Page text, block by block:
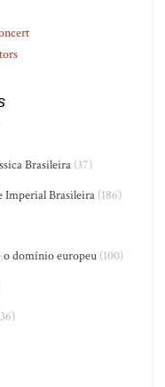
Brasileira (37)
Imperial Brasileira (186)
o domínio europeu(100)